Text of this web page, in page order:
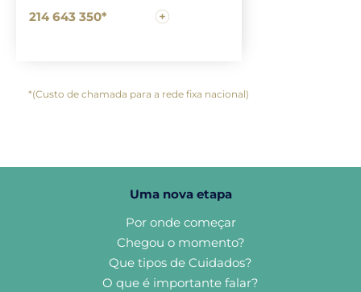
214 643 350*
*(Custo de chamada para a rede fixa nacional)
Uma nova etapa
Por onde começar
Chegou o momento?
Que tipos de Cuidados?
O que é importante falar?